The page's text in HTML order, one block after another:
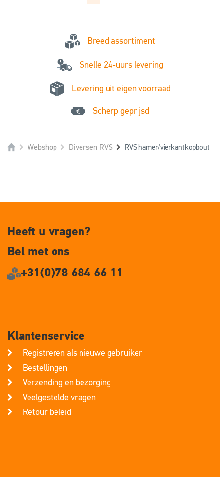
Breed assortiment
Snelle 24-uurs levering
Levering uit eigen voorraad
Scherp geprijsd
Webshop Diversen RVS RVS hamer/vierkantkopbout
Heeft u vragen?
Bel met ons
+31(0)78 684 66 11
Klantenservice
Registreren als nieuwe gebruiker
Bestellingen
Verzending en bezorging
Veelgestelde vragen
Retour beleid